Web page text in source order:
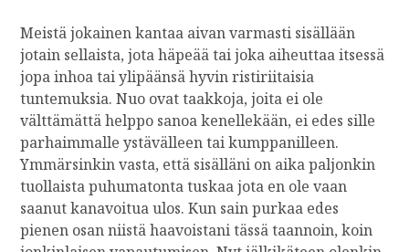
Meistä jokainen kantaa aivan varmasti sisällään
jotain sellaista, jota häpeää tai joka aiheuttaa itsessä
jopa inhoa tai ylipäänsä hyvin ristiriitaisia
tuntemuksia. Nuo ovat taakkoja, joita ei ole
välttämättä helppo sanoa kenellekään, ei edes sille
parhaimmalle ystävälleen tai kumppanilleen.
Ymmärsinkin vasta, että sisälläni on aika paljonkin
tuollaista puhumatonta tuskaa jota en ole vaan
saanut kanavoitua ulos. Kun sain purkaa edes
pienen osan niistä haavoistani tässä taannoin, koin